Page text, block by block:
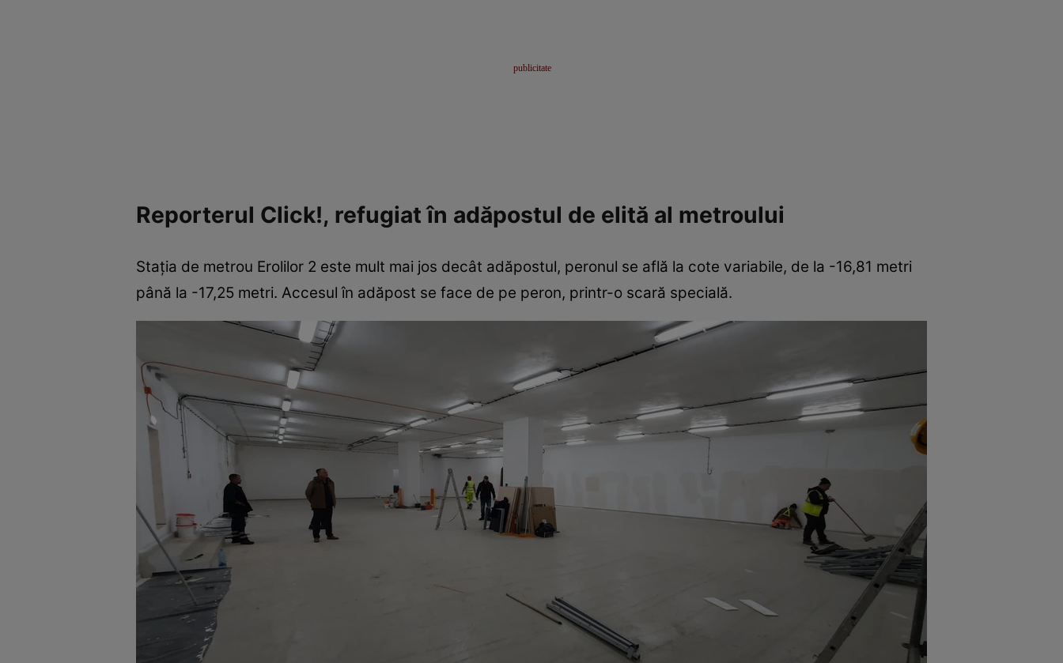
Reporterul Click!, refugiat în adăpostul de elită al metroului
Stația de metrou Erolilor 2 este mult mai jos decât adăpostul, peronul se află la cote variabile, de la -16,81 metri
până la -17,25 metri. Accesul în adăpost se face de pe peron, printr-o scară specială.